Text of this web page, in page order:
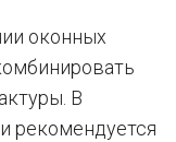
оконных
В
рекомендуется